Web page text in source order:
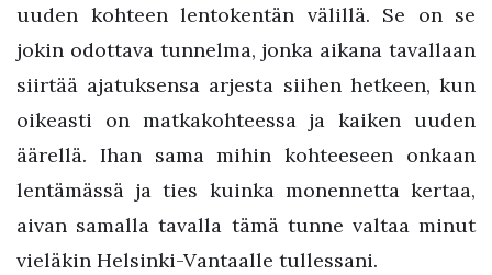
uuden kohteen lentokentän välillä. Se on se
jokin odottava tunnelma, jonka aikana tavallaan
siirtää ajatuksensa arjesta siihen hetkeen, kun
oikeasti on matkakohteessa ja kaiken uuden
äärellä. Ihan sama mihin kohteeseen onkaan
lentämässä ja ties kuinka monennetta kertaa,
aivan samalla tavalla tämä tunne valtaa minut
vieläkin Helsinki-Vantaalle tullessani.